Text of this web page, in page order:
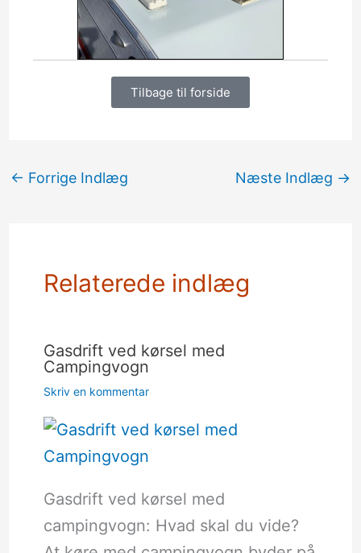
Tilbage til forside
← Forrige Indlæg Næste Indlæg →
Relaterede indlæg
Gasdrift ved kørsel med
Campingvogn
Skriv en kommentar
Gasdrift ved kørsel med
campingvogn: Hvad skal du vide?